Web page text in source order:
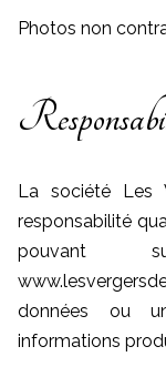
Photos non
La société
Les
responsabilité
pouvant
données ou
informations